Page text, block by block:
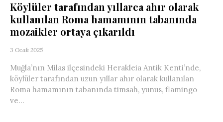
Köylüler tarafından yıllarca ahır olarak
kullanılan Roma hamamının tabanında
mozaikler ortaya çıkarıldı
3 Ocak 2025
Muğla’nın Milas ilçesindeki Herakleia Antik Kenti’nde,
köylüler tarafından uzun yıllar ahır olarak kullanılan
Roma hamamının tabanında timsah, yunus, flamingo
ve...